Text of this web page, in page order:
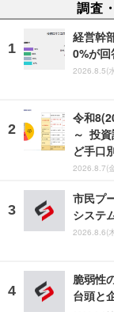
調査
経営幹
0%が
2026.8.5(
令和
～ 投
ど手口
2026.8.7(
市民プ
システ
2026.8.6(
脆弱性
台頭と